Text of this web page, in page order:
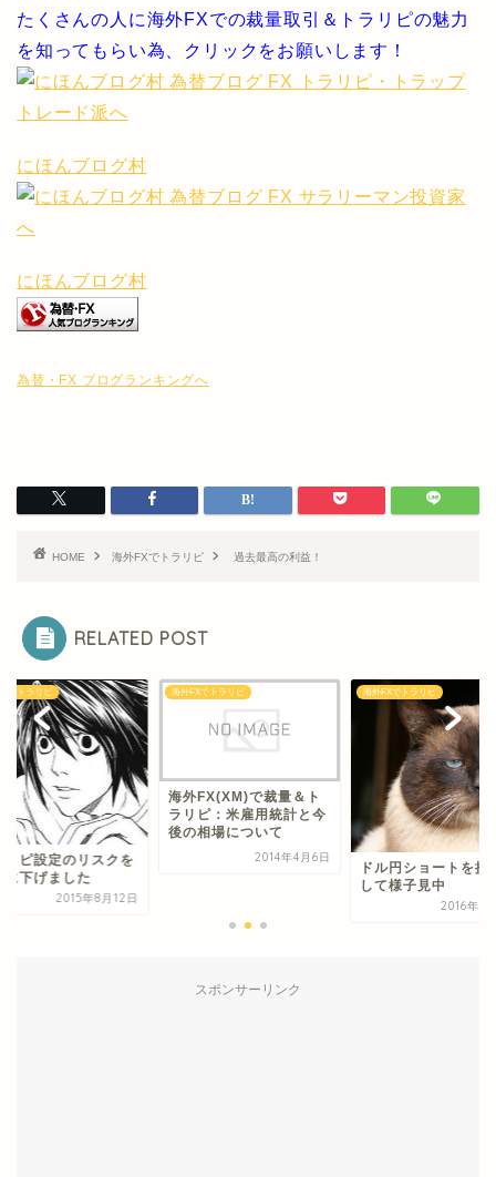
たくさんの人に海外FXでの裁量取引＆トラリピの魅力
を知ってもらい為、クリックをお願いします！
にほんブログ村
にほんブログ村
為替・FX ブログランキングへ
HOME 海外FXでトラリピ 過去最高の利益！
RELATED POST
でトラリピ
リピ設定のリスクを
に下げました
2015年8月12日
海外FXでトラリピ
海外FX(XM)で裁量＆ト
ラリピ：米雇用統計と今
後の相場について
2014年4月6日
海外FXでトラリピ
ドル円ショートを損
して様子見中
2016年5
スポンサーリンク